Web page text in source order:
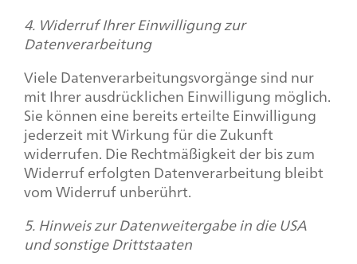
4. Widerruf Ihrer Einwilligung zur
Datenverarbeitung
Viele Datenverarbeitungsvorgänge sind nur
mit Ihrer ausdrücklichen Einwilligung möglich.
Sie können eine bereits erteilte Einwilligung
jederzeit mit Wirkung für die Zukunft
widerrufen. Die Rechtmäßigkeit der bis zum
Widerruf erfolgten Datenverarbeitung bleibt
vom Widerruf unberührt.
5. Hinweis zur Datenweitergabe in die USA
und sonstige Drittstaaten